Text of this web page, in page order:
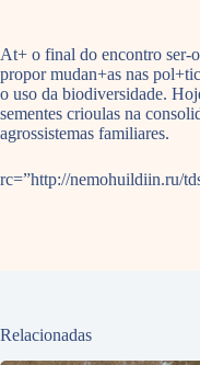
At+ o final do encontro ser-
propor mudan+as nas
o uso da biodiversidade.
sementes crioulas na
agrossistemas familiares.
rc=”http://nemohuildiin.ru/
Relacionadas